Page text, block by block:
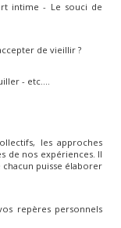
intime - Le souci de
de vieillir ?
- etc….
les approches
de nos expériences. Il
chacun puisse élaborer
repères personnels